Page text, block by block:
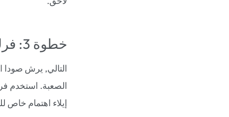
خطوة 3: فرك مع صودا الخبز
التالي, يرش صودا
الصعبة. استخدم
إيلاء اهتمام خاص